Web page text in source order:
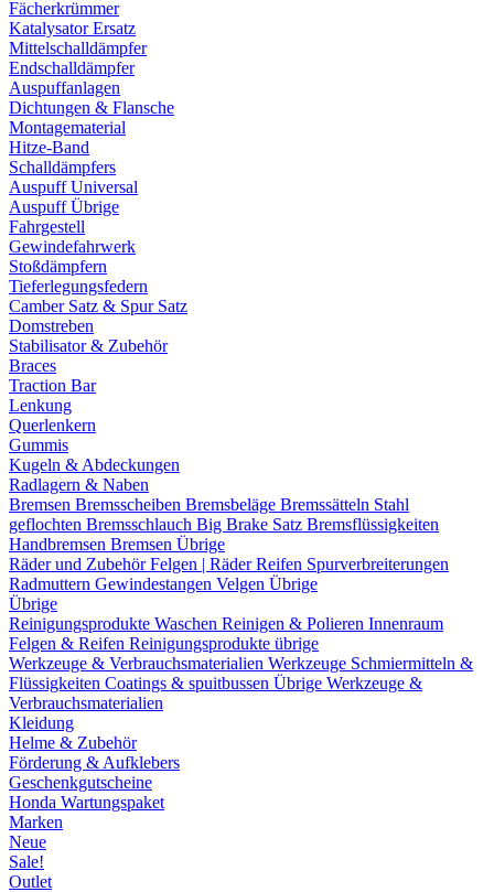
Fächerkrümmer
Katalysator Ersatz
Mittelschalldämpfer
Endschalldämpfer
Auspuffanlagen
Dichtungen & Flansche
Montagematerial
Hitze-Band
Schalldämpfers
Auspuff Universal
Auspuff Übrige
Fahrgestell
Gewindefahrwerk
Stoßdämpfern
Tieferlegungsfedern
Camber Satz & Spur Satz
Domstreben
Stabilisator & Zubehör
Braces
Traction Bar
Lenkung
Querlenkern
Gummis
Kugeln & Abdeckungen
Radlagern & Naben
Bremsen Bremsscheiben Bremsbeläge Bremssätteln Stahl
geflochten Bremsschlauch Big Brake Satz Bremsflüssigkeiten
Handbremsen Bremsen Übrige
Räder und ZubehörFelgen | RäderReifen Spurverbreiterungen
Radmuttern Gewindestangen Velgen Übrige
Übrige
Reinigungsprodukte Waschen Reinigen & Polieren Innenraum
Felgen & Reifen Reinigungsprodukte übrige
Werkzeuge & Verbrauchsmaterialien Werkzeuge Schmiermitteln &
Flüssigkeiten Coatings & spuitbussen Übrige Werkzeuge &
Verbrauchsmaterialien
Kleidung
Helme & Zubehör
Förderung & Aufklebers
Geschenkgutscheine
Honda Wartungspaket
Marken
Neue
Sale!
Outlet